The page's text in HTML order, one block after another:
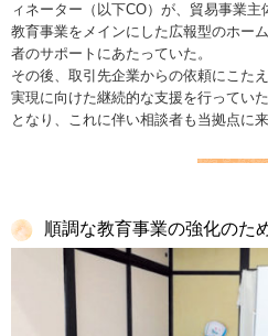
ィネーター（以下CO）が、貿易事業
教育事業をメインにした広報型のホー
者のサポートにあたっていた。
その後、取引先企業からの依頼にこた
実現に向けた継続的な支援を行ってい
となり、これに伴い相談者も当拠点に
順調な教育事業の強化のた